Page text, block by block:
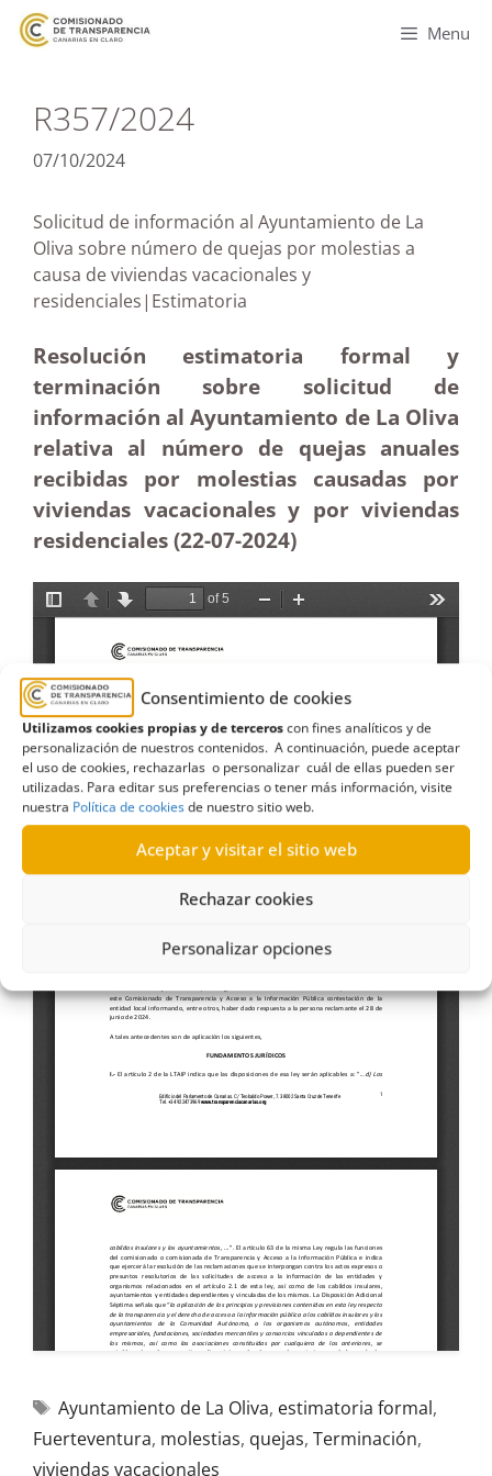
Consentimiento de cookies
Utilizamos cookies propias y de terceroscon fines analíticos y de
personalización de nuestros contenidos. A continuación, puede aceptar
el uso de cookies, rechazarlas o personalizar cuál de ellas pueden ser
utilizadas. Para editar sus preferencias o tener más información, visite
nuestra Política de cookiesde nuestro sitio web.
Aceptar y visitar el sitio web
Rechazar cookies
Personalizar opciones
Menu
R357/2024
07/10/2024
Solicitud de información al Ayuntamiento de La
Oliva sobre número de quejas por molestias a
causa de viviendas vacacionales y
residenciales|Estimatoria
Resolución estimatoria formal y
terminación sobre solicitud de
información al Ayuntamiento de La Oliva
relativa al número de quejas anuales
recibidas por molestias causadas por
viviendas vacacionales y por viviendas
residenciales (22-07-2024)
Ayuntamiento de La Oliva, estimatoria formal,
Fuerteventura, molestias, quejas, Terminación,
viviendas vacacionales